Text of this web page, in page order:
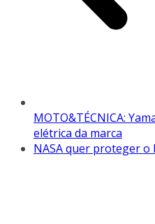
MOTO&TÉCNICA:
elétrica da marca
NASA quer proteger